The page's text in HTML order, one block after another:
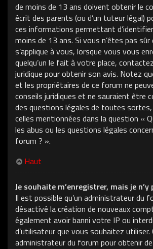
de moins de 13 ans doivent obtenir le
écrit des parents (ou d’un tuteur légal)
ces informations permettant
moins de 13 ans. Si vous n’êtes pas sûr
s’applique à vous, lorsque vous vous
quelqu’un le fait à votre place,
juridique pour obtenir son avis. Notez
et les propriétaires de ce forum ne
conseils juridiques et ne sauraient être
des questions légales de toutes sortes,
celles mentionnées dans la question «
les abus ou les questions légales
forum ? ».
Haut
Je souhaite m’enregistrer, mais je n’y
Il est possible qu’un administrateur du
désactivé la création de nouveaux
également avoir banni votre IP ou
d’utilisateur que vous souhaitez
administrateur du forum pour obtenir de